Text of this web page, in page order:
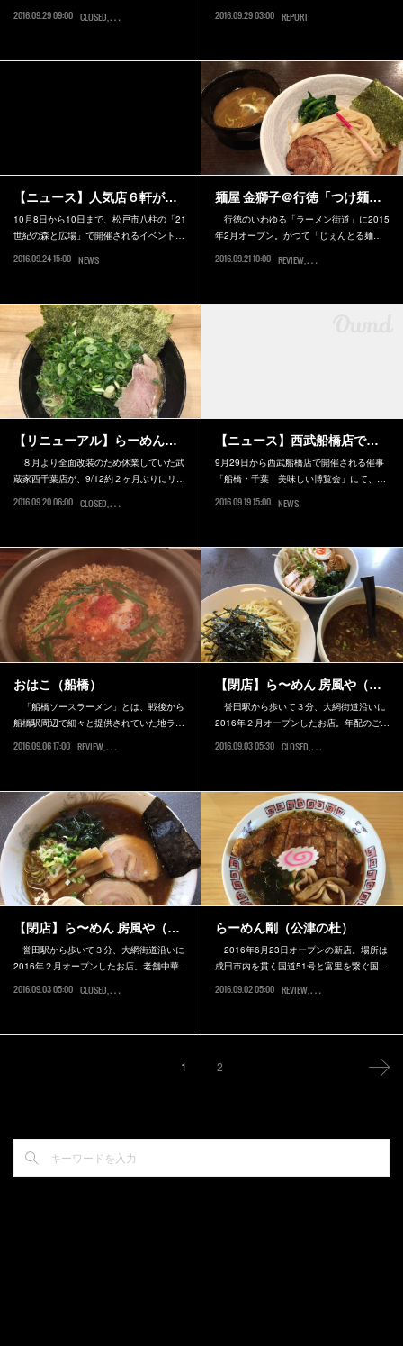
2016.09.29 09:00 CLOSED 習志野市 2016.09.29 03:00 REPORT
【ニュース】人気店６軒が…
10月8日から10日まで、松戸市八柱の「21
世紀の森と広場」で開催されるイベント…
2016.09.24 15:00 NEWS
麺屋 金獅子＠行徳「つけ麺…
行徳のいわゆる「ラーメン街道」に2015
年2月オープン。かつて「じぇんとる麺…
2016.09.21 10:00 REVIEW 市川市
【リニューアル】らーめん…
８月より全面改装のため休業していた武
蔵家西千葉店が、9/12約２ヶ月ぶりにリ…
2016.09.20 06:00 CLOSED 千葉市中央区
【ニュース】西武船橋店で…
9月29日から西武船橋店で開催される催事
「船橋・千葉 美味しい博覧会」にて、…
2016.09.19 15:00 NEWS
おはこ（船橋）
「船橋ソースラーメン」とは、戦後から
船橋駅周辺で細々と提供されていた地ラ…
2016.09.06 17:00 REVIEW 船橋市
【閉店】ら〜めん 房風や（…
誉田駅から歩いて３分、大網街道沿いに
2016年２月オープンしたお店。年配のご…
2016.09.03 05:30 CLOSED 千葉市緑区
【閉店】ら〜めん 房風や（…
誉田駅から歩いて３分、大網街道沿いに
2016年２月オープンしたお店。老舗中華…
2016.09.03 05:00 CLOSED 千葉市緑区
らーめん剛（公津の杜）
2016年6月23日オープンの新店。場所は
成田市内を貫く国道51号と富里を繋ぐ国…
2016.09.02 05:00 REVIEW 成田市
1 2